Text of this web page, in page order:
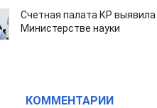
Счетная палата КР
Министерстве науки
КОММЕНТАРИИ